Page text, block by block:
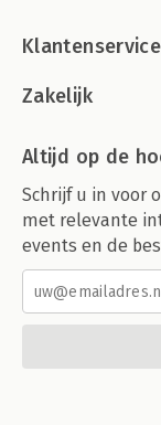
Klantenservice
Zakelijk
Altijd op de
Schrijf u in voor
met relevante
events en de